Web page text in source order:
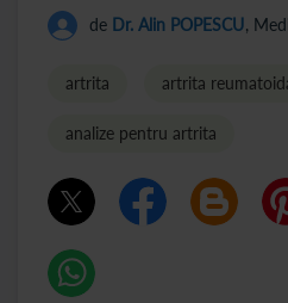
de Dr. Alin POPESCU,
artrita artrita
analize pentru artrita